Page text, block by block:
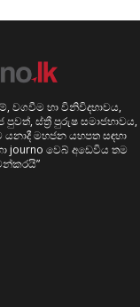
වගවීම හා විනිවිදභාවය,
පුවත්, ස්ත්‍රී පුරුෂ සමාජභාවය,
යනාදී මහජන යහපත සඳහා
journo වෙබ් අඩෙවිය තම